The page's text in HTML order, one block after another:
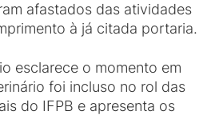
afastados das atividades
à já citada portaria.
esclarece o momento em
foi incluso no rol das
do IFPB e apresenta os